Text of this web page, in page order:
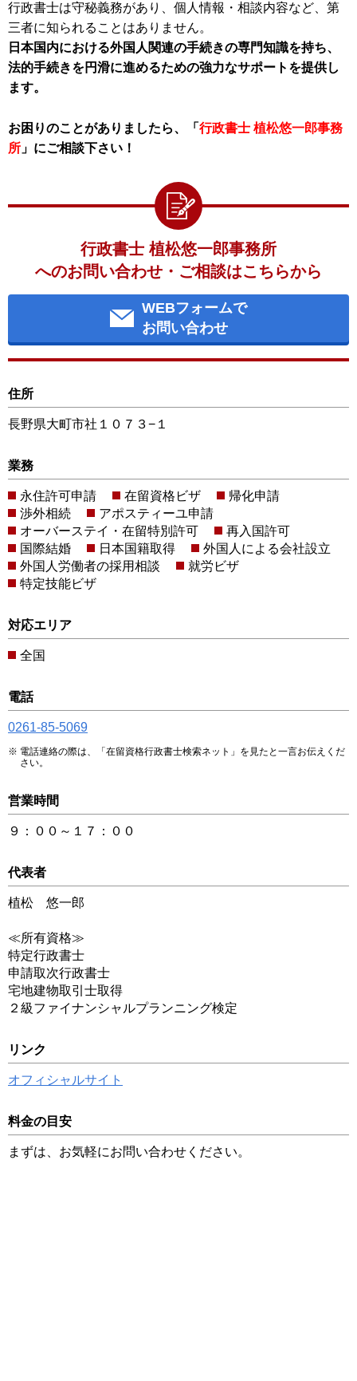
行政書士は守秘義務があり、個人情報・相談内容など、第
三者に知られることはありません。
日本国内における外国人関連の手続きの専門知識を持ち、
法的手続きを円滑に進めるための強力なサポートを提供し
ます。
お困りのことがありましたら、「 行政書士 植松悠一郎事務
所 」にご相談下さい！
行政書士 植松悠一郎事務所
へのお問い合わせ・ご相談はこちらから
WEBフォームで
お問い合わせ
住所
長野県大町市社１０７３−１
業務
永住許可申請 在留資格ビザ
帰化申請
渉外相続
アポスティーユ申請
オーバーステイ・在留特別許可
再入国許可
国際結婚
日本国籍取得
外国人による会社設立
外国人労働者の採用相談
就労ビザ
特定技能ビザ
対応エリア
全国
電話
0261-85-5069
電話連絡の際は、「在留資格行政書士検索ネット」を見たと一言お伝えくだ
さい。
営業時間
９：００～１７：００
代表者
植松 悠一郎
≪所有資格≫
特定行政書士
申請取次行政書士
宅地建物取引士取得
２級ファイナンシャルプランニング検定
リンク
オフィシャルサイト
料金の目安
まずは、お気軽にお問い合わせください。